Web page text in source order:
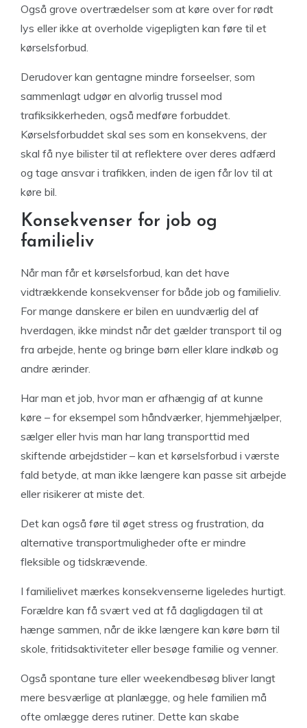
Også grove overtrædelser som at køre over for rødt
lys eller ikke at overholde vigepligten kan føre til et
kørselsforbud.
Derudover kan gentagne mindre forseelser, som
sammenlagt udgør en alvorlig trussel mod
trafiksikkerheden, også medføre forbuddet.
Kørselsforbuddet skal ses som en konsekvens, der
skal få nye bilister til at reflektere over deres adfærd
og tage ansvar i trafikken, inden de igen får lov til at
køre bil.
Konsekvenser for job og
familieliv
Når man får et kørselsforbud, kan det have
vidtrækkende konsekvenser for både job og familieliv.
For mange danskere er bilen en uundværlig del af
hverdagen, ikke mindst når det gælder transport til og
fra arbejde, hente og bringe børn eller klare indkøb og
andre ærinder.
Har man et job, hvor man er afhængig af at kunne
køre – for eksempel som håndværker, hjemmehjælper,
sælger eller hvis man har lang transporttid med
skiftende arbejdstider – kan et kørselsforbud i værste
fald betyde, at man ikke længere kan passe sit arbejde
eller risikerer at miste det.
Det kan også føre til øget stress og frustration, da
alternative transportmuligheder ofte er mindre
fleksible og tidskrævende.
I familielivet mærkes konsekvenserne ligeledes hurtigt.
Forældre kan få svært ved at få dagligdagen til at
hænge sammen, når de ikke længere kan køre børn til
skole, fritidsaktiviteter eller besøge familie og venner.
Også spontane ture eller weekendbesøg bliver langt
mere besværlige at planlægge, og hele familien må
ofte omlægge deres rutiner. Dette kan skabe